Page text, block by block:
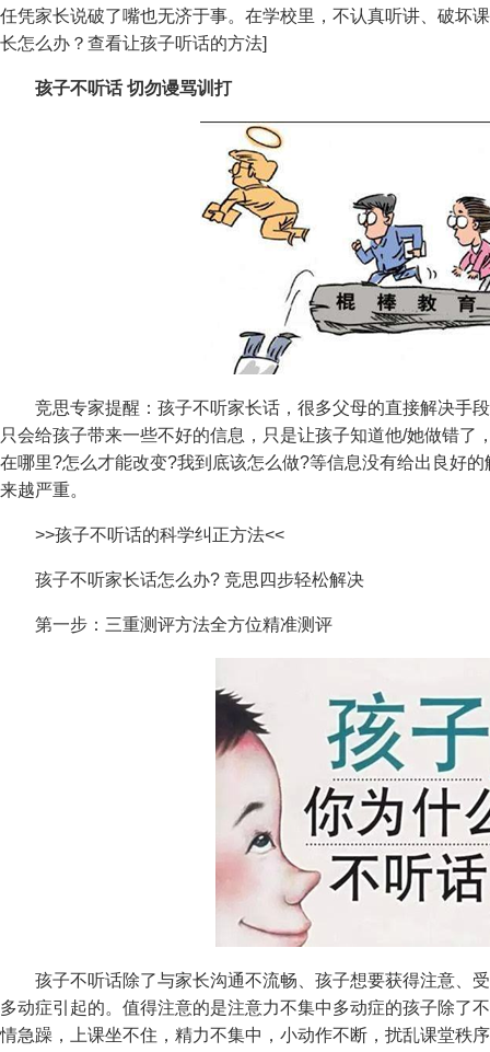
任凭家长说破了嘴也无济于事。在学校里，不认真听讲、破坏
长怎么办？查看让孩子听话的方法]
孩子不听话 切勿谩骂训打
竞思专家提醒：孩子不听家长话，很多父母的直接解决手
只会给孩子带来一些不好的信息，只是让孩子知道他/她做错了
在哪里?怎么才能改变?我到底该怎么做?等信息没有给出良好
来越严重。
>>孩子不听话的科学纠正方法<<
孩子不听家长话怎么办? 竞思四步轻松解决
第一步：三重测评方法全方位精准测评
孩子不听话除了与家长沟通不流畅、孩子想要获得注意、
多动症引起的。值得注意的是注意力不集中多动症的孩子除了
情急躁，上课坐不住，精力不集中，小动作不断，扰乱课堂秩